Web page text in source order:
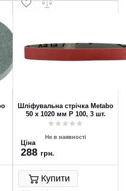
Шліфувальна стрічка Metabo
50 х 1020 мм P 100, 3 шт.
Не в наявності
Ціна
288 грн.
Купити